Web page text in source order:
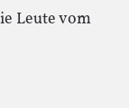
Leute vom